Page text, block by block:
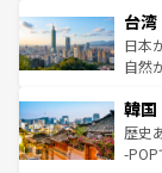
ならで
情報
れる
人々
ク、
ワイを、
はコ
リア
ク）
ど、
いる
ビン
い。
台湾
日本
自然
ン）
と山
驚き
韓国
歴史
-